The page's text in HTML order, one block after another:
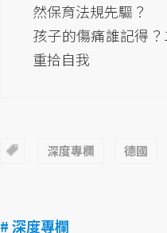
然保育法規先驅？
孩子的傷痛誰記得
重拾自我
深度專欄 德國
# 深度專欄